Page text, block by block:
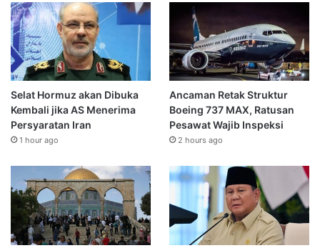
Selat Hormuz akan Dibuka
Kembali jika AS Menerima
Persyaratan Iran
1 hour ago
Ancaman Retak Struktur
Boeing 737 MAX, Ratusan
Pesawat Wajib Inspeksi
2 hours ago